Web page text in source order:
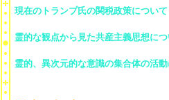
現在のトランプ氏の関税政策につい
霊的な観点から見た共産主義思想に
霊的、異次元的な意識の集合体の活